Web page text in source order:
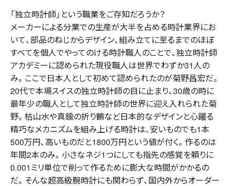
「独立時計師」という職業をご存知だろうか？
メーカーによる分業での生産が大半を占める時計業界にお
いて、部品のねじからデザイン、組み立てに至るまでのほぼ
すべてを個人でやってのける時計職人のことで、独立時計師
アカデミーに認められた現役職人は世界でわずか31人の
み。ここで日本人として初めて認められたのが菊野昌宏だ。
20代で本場スイスの独立時計師の目に止まり、30歳の時に
最年少の職人として独立時計師の世界に迎え入れられた菊
野。枯山水や真鍮の折り鶴など日本的なデザインと心躍る
精巧なメカニズムを組み上げる時計は、安いものでも1本
500万円、高いものだと1800万円という値が付く。作るのは
年間2本のみ。小さなネジ1つにしても指先の感覚を頼りに
0.001ミリ単位で削って作るために膨大な時間がかかるの
だ。そんな超高級腕時計にも関わらず、国内外からオーダー